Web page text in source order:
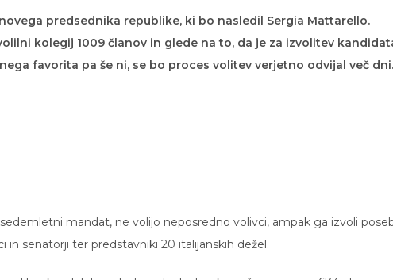
predsednika republike, ki bo nasledil Sergia Mattarello.
kolegij 1009 članov in glede na to, da je za izvolitev
favorita pa še ni, se bo proces volitev verjetno odvijal več dni.
mandat, ne volijo neposredno volivci, ampak ga izvoli
in senatorji ter predstavniki 20 italijanskih dežel.